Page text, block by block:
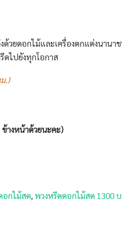
วยดอกไม้และเครื่องตกแต่งนานา
ดไปยังทุกโอกาส
.)
างหน้าด้วยนะคะ)
อกไม้สด,พวงหรีดดอกไม้สด 1300